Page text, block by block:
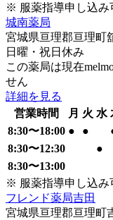
※ 服薬指導申し込み
城南薬局
宮城県亘理郡亘理町
日曜・祝日 休み
この薬局は現在
せん
詳細を見る
営業時間
月 火 水
8:30〜18:00 ● ●
8:30〜12:30
●
8:30〜13:00
※ 服薬指導申し込み
フレンド薬局吉田
宮城県亘理郡亘理町